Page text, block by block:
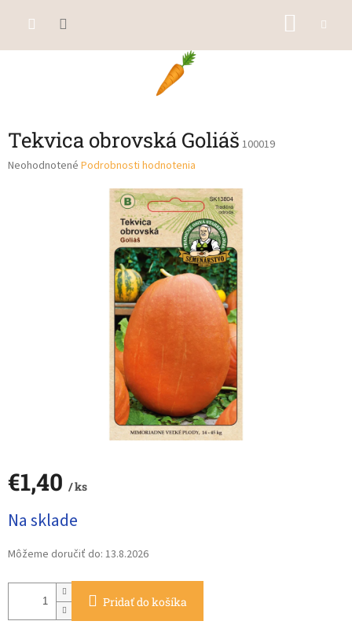
Tekvica obrovská Goliáš 100019
Priemerné
Neohodnotené Podrobnosti hodnotenia
€1,40 / ks
cena:
Na sklade
Môžeme doručiť do: 13.8.2026
Pridať do košíka